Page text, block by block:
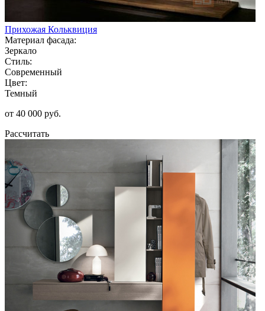
Прихожая Кольквиция
Материал фасада:
Зеркало
Стиль:
Современный
Цвет:
Темный
от 40 000 руб.
Рассчитать